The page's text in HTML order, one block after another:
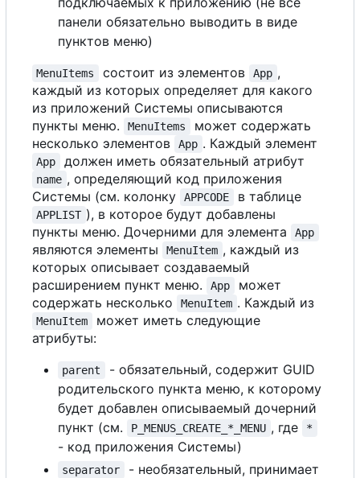
панели обязательно выводить в виде
пунктов меню)
MenuItems состоит из элементов App ,
каждый из которых определяет для какого
из приложений Системы описываются
пункты меню.
MenuItems
может содержать
несколько элементов
App . Каждый элемент
App должен иметь обязательный атрибут
name , определяющий код приложения
Системы (см. колонку
APPCODE в таблице
APPLIST ), в которое будут добавлены
пункты меню. Дочерними для элемента
App
являются элементы MenuItem , каждый из
которых описывает создаваемый
расширением пункт меню.
App
может
содержать несколько
MenuItem . Каждый из
MenuItem
может иметь следующие
атрибуты:
parent
- обязательный, содержит GUID
родительского пункта меню, к которому
будет добавлен описываемый дочерний
пункт (см.
P_MENUS_CREATE_*_MENU , где *
- код приложения Системы)
separator
- необязательный, принимает